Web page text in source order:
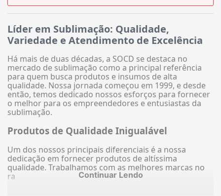
Líder em Sublimação: Qualidade,
Variedade e Atendimento de Excelência
Há mais de duas décadas, a SOCD se destaca no
mercado de sublimação como a principal referência
para quem busca produtos e insumos de alta
qualidade. Nossa jornada começou em 1999, e desde
então, temos dedicado nossos esforços para fornecer
o melhor para os empreendedores e entusiastas da
sublimação.
Produtos de Qualidade Inigualável
Um dos nossos principais diferenciais é a nossa
dedicação em fornecer produtos de altíssima
qualidade. Trabalhamos com as melhores marcas no
ra
Continuar Lendo